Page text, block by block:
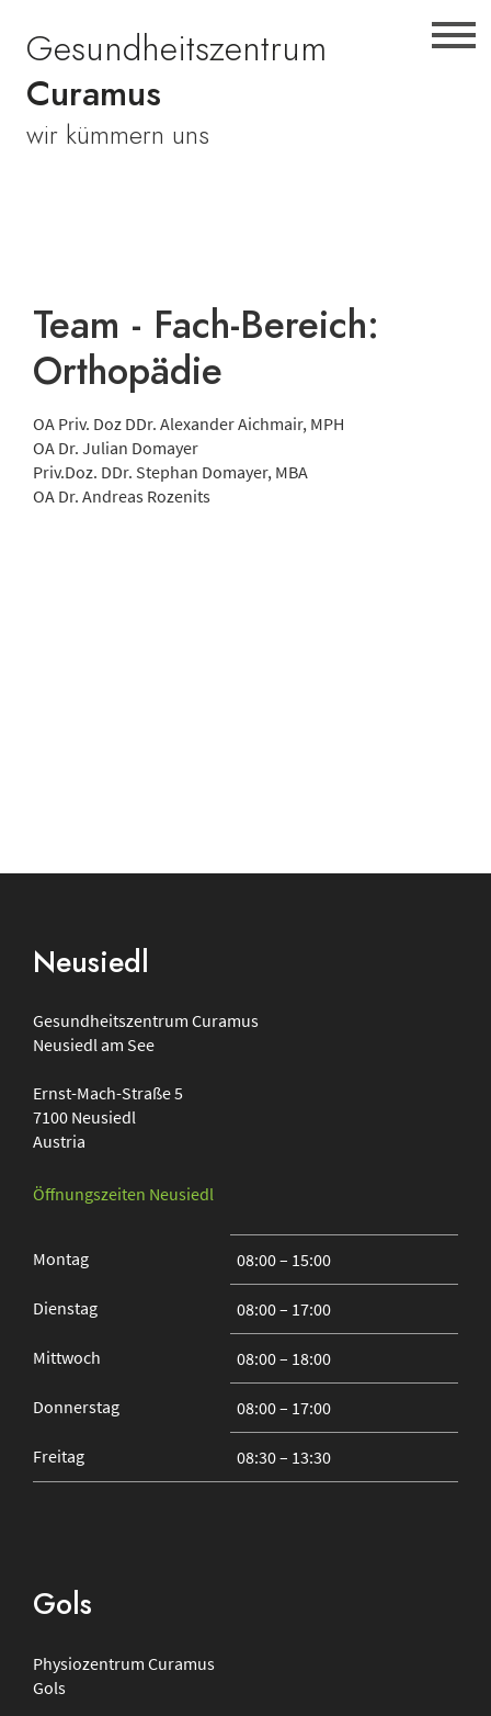
Hauptnavigation
springen
main
content
Fußzeile
springen
Gesundheitszentrum
Curamus
wir kümmern uns
Team - Fach-Bereich:
Orthopädie
OA Priv. Doz DDr. Alexander Aichmair, MPH
OA Dr. Julian Domayer
Priv.Doz. DDr. Stephan Domayer, MBA
OA Dr. Andreas Rozenits
Footer
Neusiedl
Gesundheitszentrum Curamus
Neusiedl am See
Ernst-Mach-Straße 5
7100 Neusiedl
Austria
Öffnungszeiten Neusiedl
Montag 08:00 – 15:00
Dienstag 08:00 – 17:00
Mittwoch 08:00 – 18:00
Donnerstag 08:00 – 17:00
Freitag 08:30 – 13:30
Gols
Physiozentrum Curamus
Gols